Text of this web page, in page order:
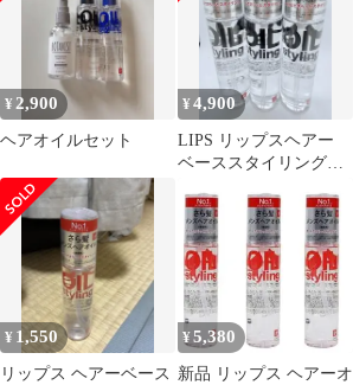
¥ 2,900
ヘアオイルセット
¥4,900
LIPS リップスヘアー
ベーススタイリングオ
¥ 1,550
リップス ヘアーベース
¥5,380
新品 リップス ヘアーオ